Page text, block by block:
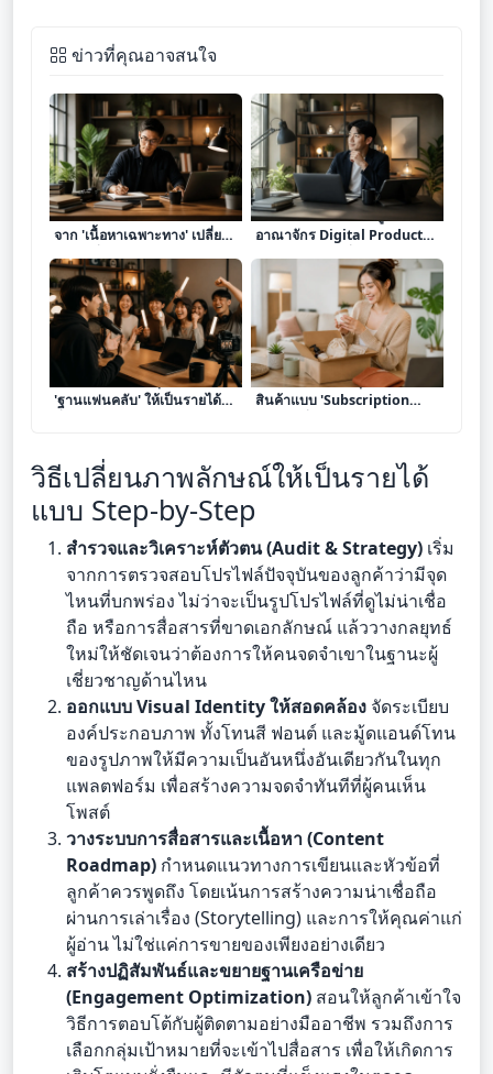
ข่าวที่คุณอาจสนใจ
เจาะลึก 7 โมเดลสร้างรายได้
จาก 'เนื้อหาเฉพาะทาง' เปลี่ยน
ความเชี่ยวชาญให้เป็นสินทรัพย์
ทำเงินยั่งยืน
จากพนักงานออฟฟิศสู่เจ้าของ
อาณาจักร Digital Product
ถอดรหัสการเปลี่ยนความรู้ให้
เป็นสินทรัพย์ดิจิทัลทำเงิน
เจาะลึก 8 โมเดลธุรกิจเปลี่ยน
'ฐานแฟนคลับ' ให้เป็นรายได้
เจาะลึก 8 โมเดลธุรกิจขาย
สินค้าแบบ 'Subscription
วิธีเปลี่ยนภาพลักษณ์ให้เป็นรายได้
แบบ Step-by-Step
สำรวจและวิเคราะห์ตัวตน (Audit & Strategy) เริ่ม
จากการตรวจสอบโปรไฟล์ปัจจุบันของลูกค้าว่ามีจุด
ไหนที่บกพร่อง ไม่ว่าจะเป็นรูปโปรไฟล์ที่ดูไม่น่าเชื่อ
ถือ หรือการสื่อสารที่ขาดเอกลักษณ์ แล้ววางกลยุทธ์
ใหม่ให้ชัดเจนว่าต้องการให้คนจดจำเขาในฐานะผู้
เชี่ยวชาญด้านไหน
ออกแบบ Visual Identity ให้สอดคล้อง จัดระเบียบ
องค์ประกอบภาพ ทั้งโทนสี ฟอนต์ และมู้ดแอนด์โทน
ของรูปภาพให้มีความเป็นอันหนึ่งอันเดียวกันในทุก
แพลตฟอร์ม เพื่อสร้างความจดจำทันทีที่ผู้คนเห็น
โพสต์
วางระบบการสื่อสารและเนื้อหา (Content
Roadmap) กำหนดแนวทางการเขียนและหัวข้อที่
ลูกค้าควรพูดถึง โดยเน้นการสร้างความน่าเชื่อถือ
ผ่านการเล่าเรื่อง (Storytelling) และการให้คุณค่าแก่
ผู้อ่าน ไม่ใช่แค่การขายของเพียงอย่างเดียว
สร้างปฏิสัมพันธ์และขยายฐานเครือข่าย
(Engagement Optimization) สอนให้ลูกค้าเข้าใจ
วิธีการตอบโต้กับผู้ติดตามอย่างมืออาชีพ รวมถึงการ
เลือกกลุ่มเป้าหมายที่จะเข้าไปสื่อสาร เพื่อให้เกิดการ